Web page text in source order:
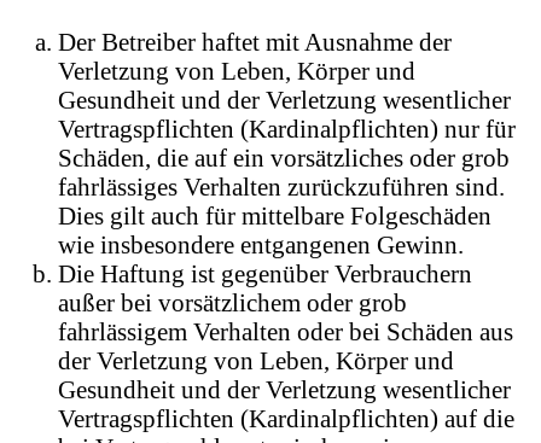
Der Betreiber haftet mit Ausnahme der
Verletzung von Leben, Körper und
Gesundheit und der Verletzung wesentlicher
Vertragspflichten (Kardinalpflichten) nur für
Schäden, die auf ein vorsätzliches oder grob
fahrlässiges Verhalten zurückzuführen sind.
Dies gilt auch für mittelbare Folgeschäden
wie insbesondere entgangenen Gewinn.
Die Haftung ist gegenüber Verbrauchern
außer bei vorsätzlichem oder grob
fahrlässigem Verhalten oder bei Schäden aus
der Verletzung von Leben, Körper und
Gesundheit und der Verletzung wesentlicher
Vertragspflichten (Kardinalpflichten) auf die